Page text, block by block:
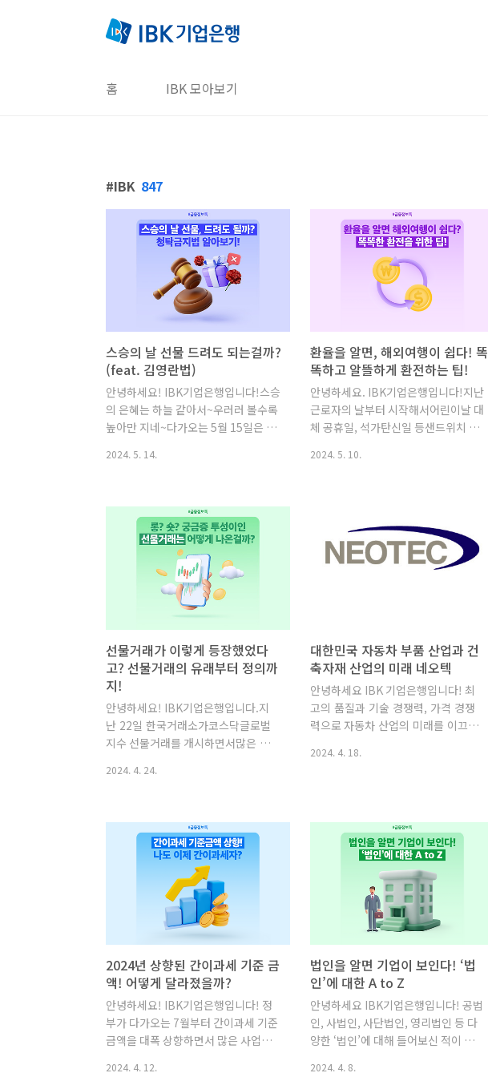
홈 IBK 모아보기
IBK 847
스승의 날 선물 드려도 되는걸까?
(feat. 김영란법)
안녕하세요! IBK기업은행입니다!스승
의 은혜는 하늘 같아서~우러러 볼수록
높아만 지네~다가오는 5월 15일은 석
경과 감사를 표하는스승의 날이기도
렸던 기억이 있는데요.이제는 모두 추
억이 되었습니다.그 이유는 2016년부
정청탁 및 금품 등 수수의 금지에 관한
법률(일명 김영란법)이시행됐기 때문
인데요.대다수의 사람들이 '김영란
법'을 인지하고 있지만,구체적으로 어
떤 품목이 금지인지,상한액은 얼마인
영란법. 과연 무엇일까요? 청탁금지
법(김영란법)이란?흔히 김영란법으로
알려진청탁금지법(부정청탁 및 금품
등 수수의 금지에 관한 법률)은일련의
사건을 계기로부정부패를 방지하기 ..
2024. 5. 14.
환율을 알면, 해외여행이 쉽다! 똑
똑하고 알뜰하게 환전하는 팁!
안녕하세요. IBK기업은행입니다!지난
근로자의 날부터 시작해서어린이날 대
체 공휴일, 석가탄신일 등샌드위치 연
행을 다녀왔거나준비 중에 있을 텐데
할 수도 있을 것 같아IBK기업은행이
준비한 오늘의 이야기.지금부터 즐거
운 여행을 위한 환율의 개념과 변동 기
자국 통화와 외국 통화간의 교환비율
을 의미하는데요.시기에 따라 같은
1,000 달러를 환전하더라도 지불하는
금액에 차이가 있는 이유가 바로 이 '환
율' 때문입니다. 환율의 ..
2024. 5. 10.
선물거래가 이렇게 등장했었다
고? 선물거래의 유래부터 정의까
지!
안녕하세요! IBK기업은행입니다.지
난 22일 한국거래소가코스닥글로벌
지수 선물거래를 개시하면서많은 투자
할 수 있게 되었습니다.이처럼 선물거
숙해지고 있는데요.선물거래는 과
연 어떻게 등장한 걸까요?오늘 IBK기
업은행과 함께선물거래에 대해 알아
보도록 하겠습니다! 선물거래는 어떻
게 탄생했을까?1) 일본 도지마의 쌀 거
래소17세기경 도쿠가와 막부시절,지
방 제수들의 세력확장 방지를 위해 이
로 살도록 하였습니다. 이렇게 오사카
에 묶여 지내던 제후들 중 일부가 경
비가 부족해 가을에 수확 예정인 쌀
을 담보로 물표를 발행하여 경비를 조
달해 사용하곤 했습니다. 이 물표들
2024. 4. 24.
대한민국 자동차 부품 산업과 건
축자재 산업의 미래 네오텍
안녕하세요 IBK 기업은행입니다! 최
고의 품질과 기술 경쟁력, 가격 경쟁
력으로 자동차 산업의 미래를 이끄는
2001년 설립된 네오텍은 독자적
의 초고속 매출 성장을 이뤄내며
전 세계 시장으로 영향력을 키워나가
고 있는 국내 기업인데요. 오늘 IBK기
업은행은 독자적인 기술력을 자랑하
는 ‘네오텍’의 최병훈 대표님과 함께
네오텍의 놀라운 성장과정과 앞으로
의 비전에 대한 다양한 이야기를 나누
을 선도하는 WORLD BEST 기업으
로, 고객이 필요로 하는 지점을 선제적
으로 파악하고 반영하며 사업영역을
꾸준히 확대해 나갔습니다. 관..
2024. 4. 18.
2024년 상향된 간이과세 기준 금
액! 어떻게 달라졌을까?
안녕하세요! IBK기업은행입니다! 정
부가 다가오는 7월부터 간이과세 기준
금액을 대폭 상향하면서 많은 사업자
2024. 4. 12.
법인을 알면 기업이 보인다! ‘법
인’에 대한 A to Z
안녕하세요 IBK기업은행입니다! 공법
인, 사법인, 사단법인, 영리법인 등 다
양한 ‘법인’에 대해 들어보신 적이 있으
2024. 4. 8.